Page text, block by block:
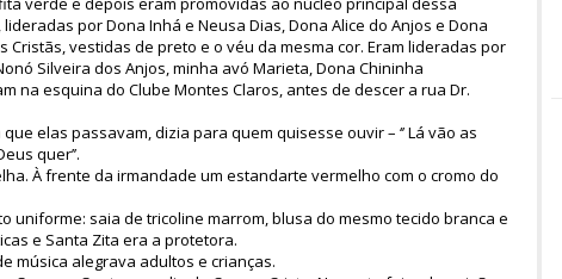
por Dona Inhá e Neusa Dias, Dona Alice do Anjos e Dona
Cristãs, vestidas de preto e o véu da mesma cor. Eram lideradas por
Silveira dos Anjos, minha avó Marieta, Dona Chininha
na esquina do Clube Montes Claros, antes de descer a rua Dr.
elas passavam, dizia para quem quisesse ouvir – ‘’ Lá vão as
quer’’.
À frente da irmandade um estandarte vermelho com o cromo do
uniforme: saia de tricoline marrom, blusa do mesmo tecido branca e
e Santa Zita era a protetora.
música alegrava adultos e crianças.